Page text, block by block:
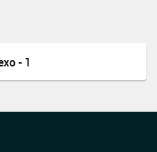
- 1